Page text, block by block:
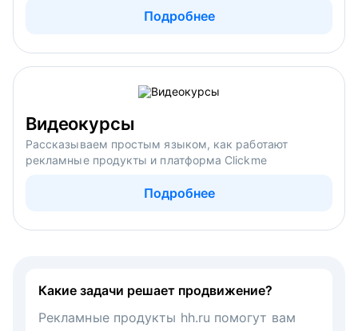
Подробнее
Видеокурсы
Рассказываем простым языком, как работают
рекламные продукты и платформа Clickme
Подробнее
Какие задачи решает продвижение?
Рекламные продукты hh.ru помогут вам